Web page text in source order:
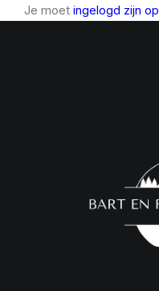
Je moet ingelogd zijn op